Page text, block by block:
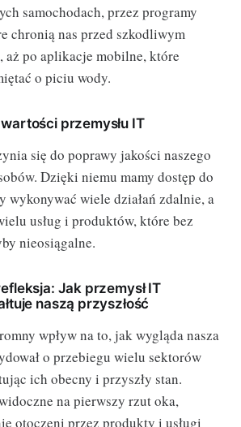
samochodach, przez programy
chronią nas przed szkodliwym
aż po aplikacje mobilne, które
o piciu wody.
przemysłu IT
się do poprawy jakości naszego
Dzięki niemu mamy dostęp do
wykonywać wiele działań zdalnie, a
usług i produktów, które bez
nieosiągalne.
Jak przemysł IT
naszą przyszłość
wpływ na to, jak wygląda nasza
o przebiegu wielu sektorów
ich obecny i przyszły stan.
na pierwszy rzut oka,
otoczeni przez produkty i usługi